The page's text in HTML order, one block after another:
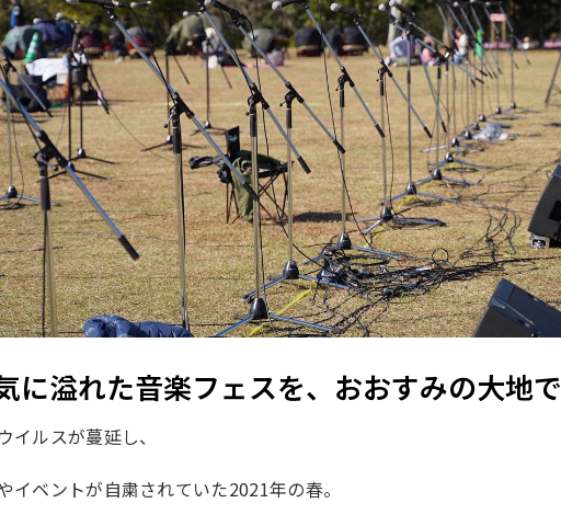
に溢れた音楽フェスを、おおすみの大地で
イルスが蔓延し、
イベントが自粛されていた2021年の春。